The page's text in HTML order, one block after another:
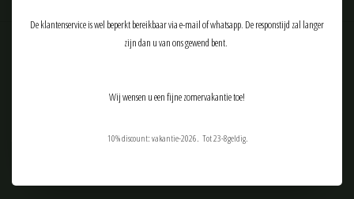
Tactical Airsoft Gear (TAG-Shop)
De klantenservice is wel beperkt bereikbaar via e-mail of whatsapp. De responstijd zal langer
zijn dan u van ons gewend bent.
Wij wensen u een fijne zomervakantie toe!
10% discount: vakantie-2026. Tot 23-8geldig.